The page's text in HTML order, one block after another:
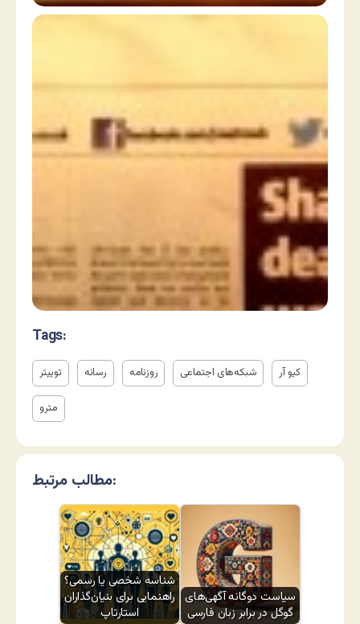
Tags:
توییتر رسانه روزنامه شبکه‌های اجتماعی کیو آر
مترو
مطالب مرتبط:
شناسه شخصی یا رسمی؟
راهنمایی برای بنیان‌گذاران
استارتاپ
سیاست دوگانه آگهی‌های
گوگل در برابر زبان فارسی